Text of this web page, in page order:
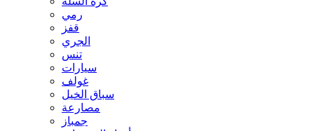
رمي
قفز
الجري
تنس
سيارات
غولف
سباق الخيل
مصارعة
جمباز